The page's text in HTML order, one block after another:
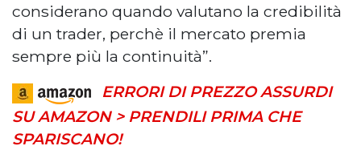
considerano quando valutano la credibilità
di un trader, perchè il mercato premia
sempre più la continuità”.
ERRORI DI PREZZO ASSURDI
SU AMAZON > PRENDILI PRIMA CHE
SPARISCANO!